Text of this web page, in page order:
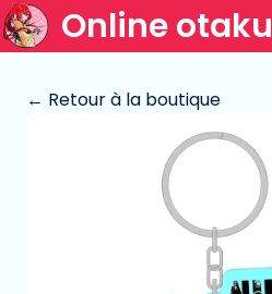
Online otaku
← Retour à la boutique